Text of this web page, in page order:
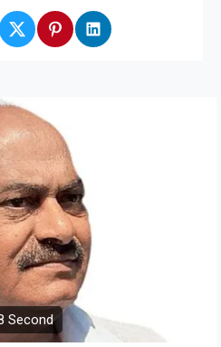
Second